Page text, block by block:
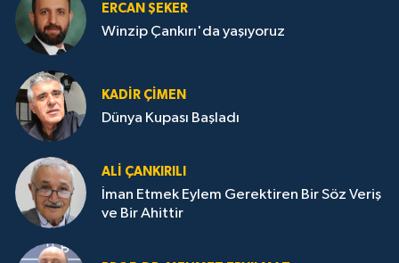
ERCAN ŞEKER
Winzip Çankırı'da yaşıyoruz
KADIR ÇIMEN
Dünya Kupası Başladı
ALI ÇANKIRILI
İman Etmek Eylem Gerektiren Bir Söz Veriş
ve Bir Ahittir